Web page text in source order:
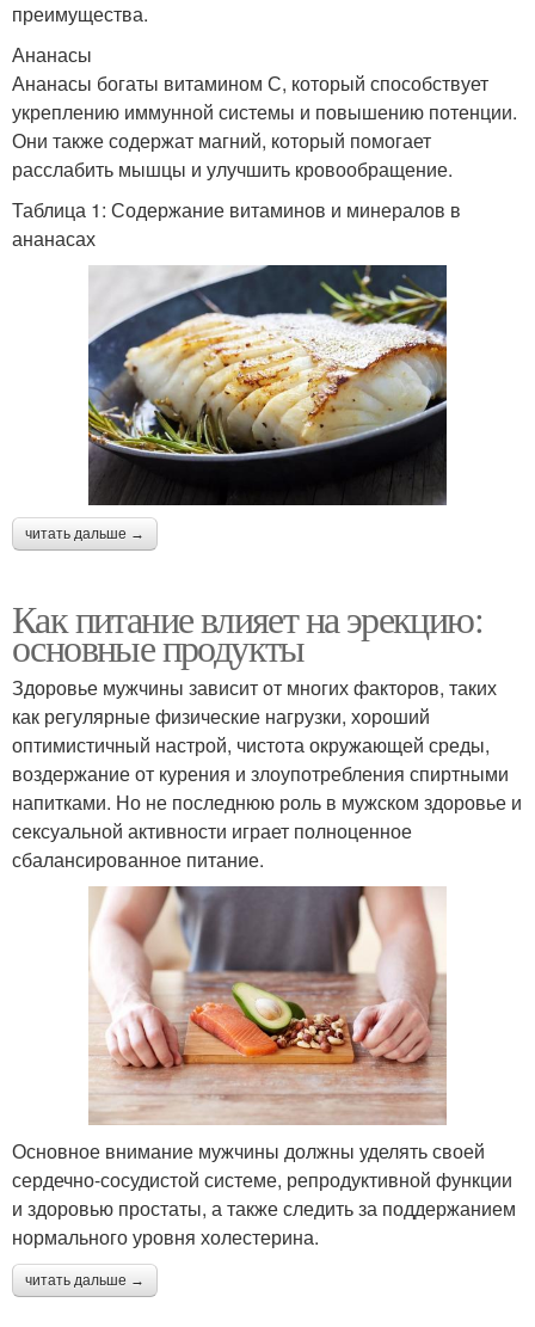
преимущества.
Ананасы
Ананасы богаты витамином С, который способствует
укреплению иммунной системы и повышению потенции.
Они также содержат магний, который помогает
расслабить мышцы и улучшить кровообращение.
Таблица 1: Содержание витаминов и минералов в
ананасах
читать дальше →
Как питание влияет на эрекцию:
основные продукты
Здоровье мужчины зависит от многих факторов, таких
как регулярные физические нагрузки, хороший
оптимистичный настрой, чистота окружающей среды,
воздержание от курения и злоупотребления спиртными
напитками. Но не последнюю роль в мужском здоровье и
сексуальной активности играет полноценное
сбалансированное питание.
Основное внимание мужчины должны уделять своей
сердечно-сосудистой системе, репродуктивной функции
и здоровью простаты, а также следить за поддержанием
нормального уровня холестерина.
читать дальше →